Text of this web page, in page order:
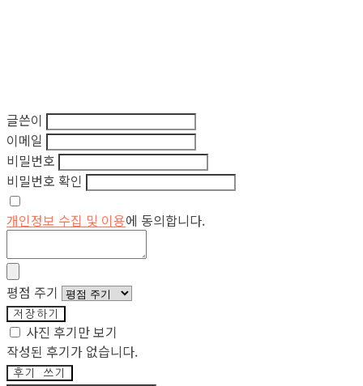
글쓴이
이메일
비밀번호
비밀번호 확인
개인정보 수집 및 이용에 동의합니다.
평점 주기
저장하기
사진 후기만 보기
작성된 후기가 없습니다.
후기 쓰기